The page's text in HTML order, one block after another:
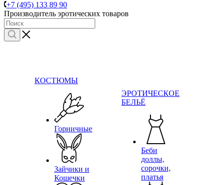
+7 (495) 133 89 90
Производитель эротических товаров
КОСТЮМЫ
Горничные
Зайчики и
Кошечки
ЭРОТИЧЕСКОЕ
БЕЛЬЁ
Беби
доллы,
сорочки,
платья